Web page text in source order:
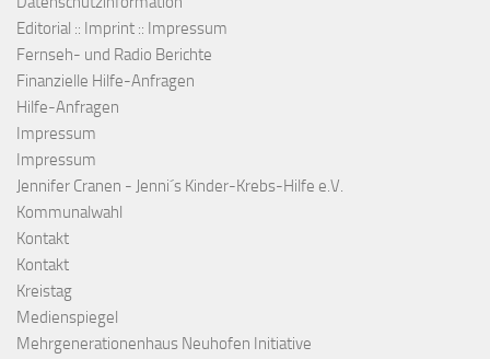
Editorial :: Imprint :: Impressum
Fernseh- und Radio Berichte
Finanzielle Hilfe-Anfragen
Hilfe-Anfragen
Impressum
Impressum
Jennifer Cranen - Jenni´s Kinder-Krebs-Hilfe e.V.
Kommunalwahl
Kontakt
Kontakt
Kreistag
Medienspiegel
Mehrgenerationenhaus Neuhofen Initiative